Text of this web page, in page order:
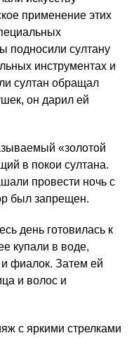
применение этих
подносили султану
инструментах и
султан обращал
он дарил ей
«золотой
в покои султана.
провести ночь с
был запрещен.
день готовилась к
купали в воде,
и фиалок. Затем ей
и волос и
с яркими стрелками